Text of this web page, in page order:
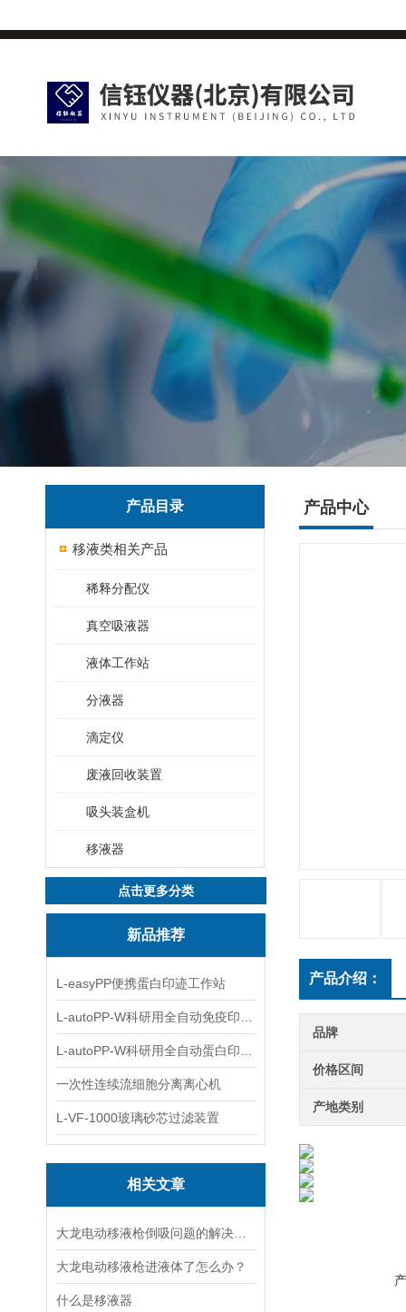
产品目录
移液类相关产品
稀释分配仪
真空吸液器
液体工作站
分液器
滴定仪
废液回收装置
吸头装盒机
移液器
点击更多分类
新品推荐
L-easyPP便携蛋白印迹工作站
一次性连续流细胞分离离心机
L-VF-1000玻璃砂芯过滤装置
相关文章
大龙电动移液枪进液体了怎么办？
什么是移液器
产品中心
产品介绍：
品牌
价格区间
产地类别